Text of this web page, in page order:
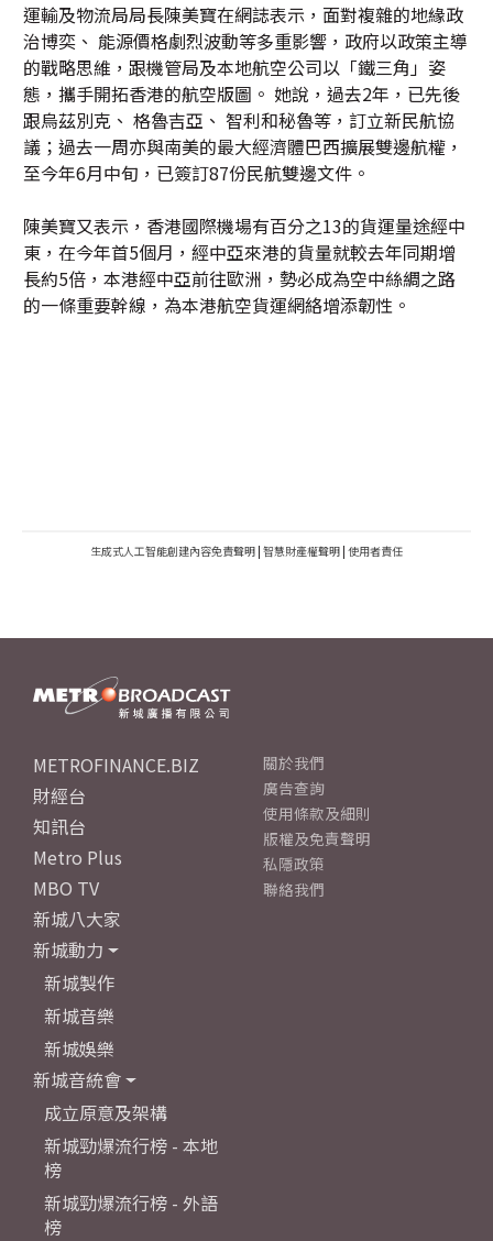
運輸及物流局局長陳美寶在網誌表示，面對複雜的地緣政
治博奕、 能源價格劇烈波動等多重影響，政府以政策主導
的戰略思維，跟機管局及本地航空公司以「鐵三角」姿
態，攜手開拓香港的航空版圖。 她說，過去2年，已先後
跟烏茲別克、 格魯吉亞、 智利和秘魯等，訂立新民航協
議；過去一周亦與南美的最大經濟體巴西擴展雙邊航權，
至今年6月中旬，已簽訂87份民航雙邊文件。
陳美寶又表示，香港國際機場有百分之13的貨運量途經中
東，在今年首5個月，經中亞來港的貨量就較去年同期增
長約5倍，本港經中亞前往歐洲，勢必成為空中絲綢之路
的一條重要幹線，為本港航空貨運網絡增添韌性。
生成式人工智能創建內容免責聲明 | 智慧財產權聲明 | 使用者責任
METROFINANCE.BIZ
財經台
知訊台
Metro Plus
MBO TV
新城八大家
新城動力
新城製作
新城音樂
新城娛樂
新城音統會
成立原意及架構
新城勁爆流行榜 - 本地
榜
新城勁爆流行榜 - 外語
榜
關於我們
廣告查詢
使用條款及細則
版權及免責聲明
私隱政策
聯絡我們